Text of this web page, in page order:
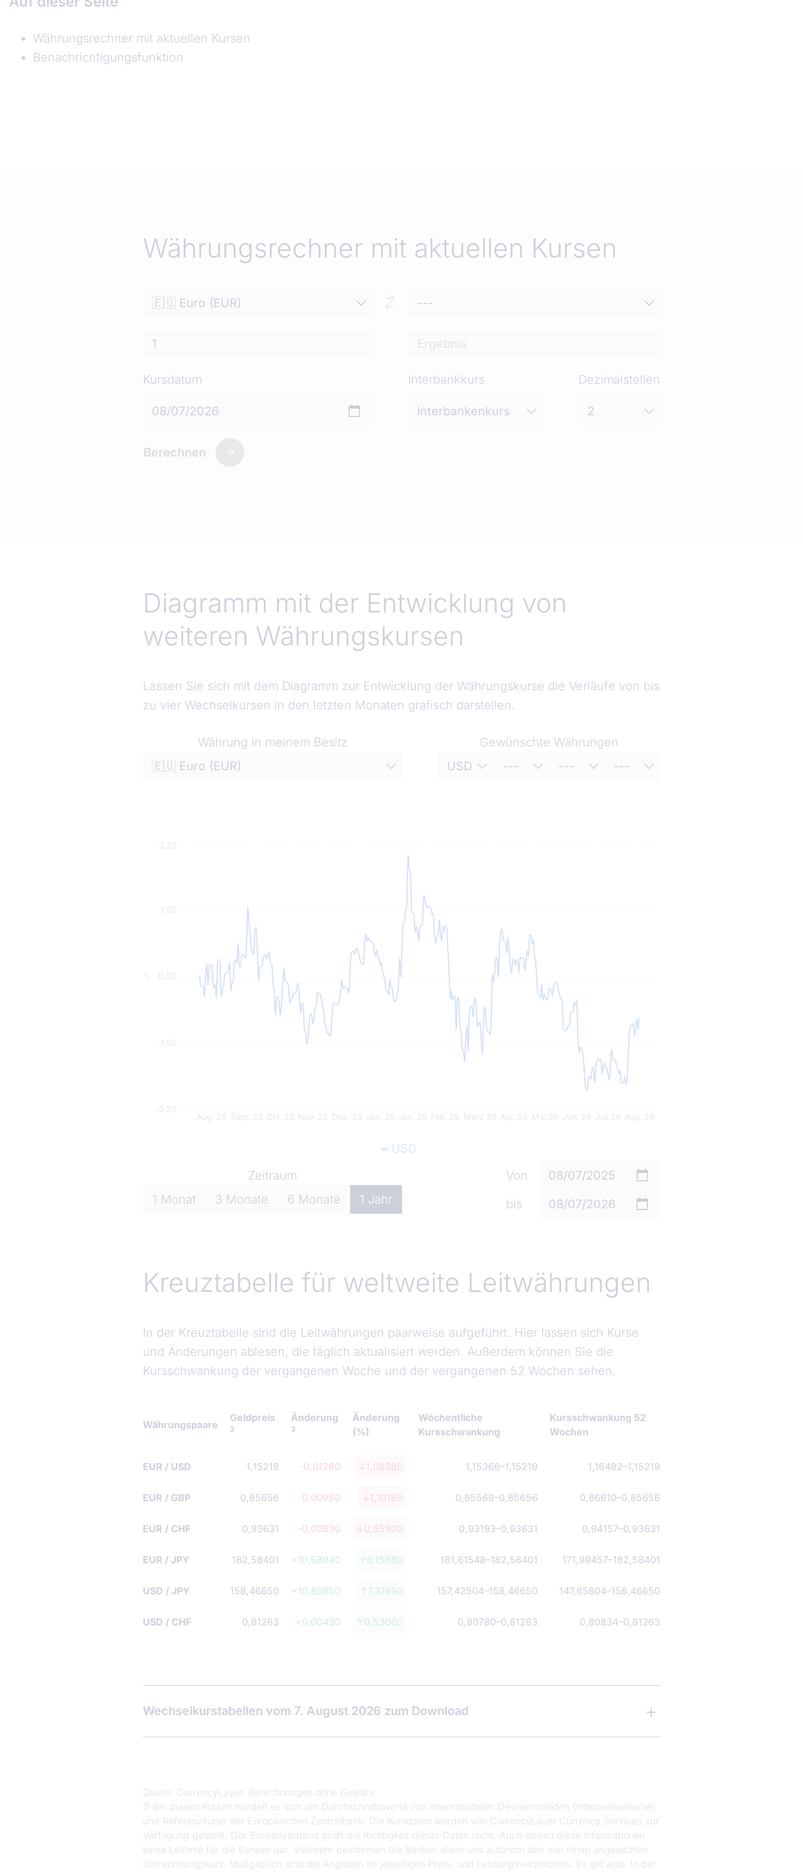
Währungsrechner mit aktuellen Kursen
Benachrichtigungsfunktion
Währungsrechner mit aktuellen Kursen
Dezimalstellen
Kursdatum Interbankkurs
Berechnen
Diagramm mit der Entwicklung von
weiteren Währungskursen
Lassen Sie sich mit dem Diagramm zur Entwicklung der Währungskurse die Verläufe von bis
zu vier Wechselkursen in den letzten Monaten grafisch darstellen.
Währung in meinem Besitz Gewünschte Währungen
Aug. 25 Sept. 25 Okt. 25 Nov. 25 Dez. 25 Jan. 26 Jan. 26 Feb. 26 März 26 Apr. 26 Mai 26 Juni 26 Juli 26 Aug. 26
-3,20
-1,60
0,00
1,60
3,20
USD
Zeitraum
1 Monat 3 Monate 6 Monate 1 Jahr
Von
bis
Kreuztabelle für weltweite Leitwährungen
In der Kreuztabelle sind die Leitwährungen paarweise aufgeführt. Hier lassen sich Kurse
und Änderungen ablesen, die täglich aktualisiert werden. Außerdem können Sie die
Kursschwankung der vergangenen Woche und der vergangenen 52 Wochen sehen.
Währungspaare
Geldpreis
2
Änderung
3
Änderung
(%)
Wöchentliche
Kursschwankung
Kursschwankung 52
Wochen
EUR / USD 1,15219 -0,01260 ↓1,08380 1,15366–1,15219 1,16482–1,15219
EUR / GBP 0,85656 -0,00950 ↓1,10160 0,85568–0,85656 0,86610–0,85656
EUR / CHF 0,93631 -0,00530 ↓0,55900 0,93193–0,93631 0,94157–0,93631
EUR / JPY 182,58401 +10,58940 ↑6,15680 181,61548–182,58401 171,99457–182,58401
USD / JPY 158,46650 +10,80850 ↑7,31990 157,42504–158,46650 147,65804–158,46650
USD / CHF 0,81263 +0,00430 ↑0,53060 0,80780–0,81263 0,80834–0,81263
Wechselkurstabellen vom 7. August 2026 zum Download
Quelle: CurrencyLayer. Berechnungen ohne Gewähr.
1) Bei diesen Kursen handelt es sich um Durchschnittswerte von internationalen Devisenmärkten (Interbankenkurse)
und Referenzkurse der Europäischen Zentralbank. Die Kursdaten werden von CurrencyLayer Currency Services zur
Verfügung gestellt. Der Bankenverband prüft die Richtigkeit dieser Daten nicht. Auch stellen diese Informationen
keine Leitlinie für die Banken dar. Vielmehr bestimmen die Banken allein und autonom den von ihnen angesetzten
Umrechnungskurs. Maßgeblich sind die Angaben im jeweiligen Preis- und Leistungsverzeichnis. Es gilt also: In der